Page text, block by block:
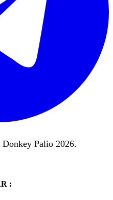
Donkey Palio 2026.
: